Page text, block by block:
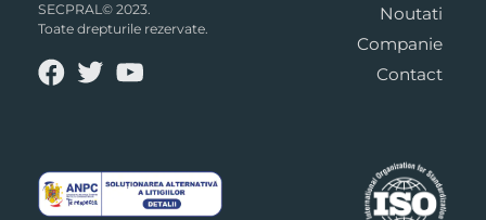
SECPRAL© 2023.
Toate drepturile rezervate.
Noutati
Companie
Contact